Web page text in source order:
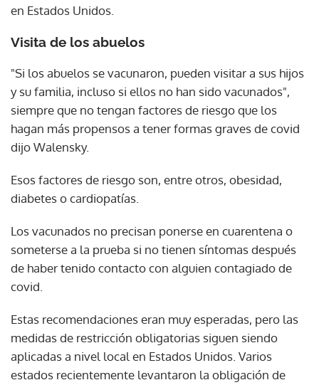
en Estados Unidos.
Visita de los abuelos
"Si los abuelos se vacunaron, pueden visitar a sus hijos
y su familia, incluso si ellos no han sido vacunados",
siempre que no tengan factores de riesgo que los
hagan más propensos a tener formas graves de covid
dijo Walensky.
Esos factores de riesgo son, entre otros, obesidad,
diabetes o cardiopatías.
Los vacunados no precisan ponerse en cuarentena o
someterse a la prueba si no tienen síntomas después
de haber tenido contacto con alguien contagiado de
covid.
Estas recomendaciones eran muy esperadas, pero las
medidas de restricción obligatorias siguen siendo
aplicadas a nivel local en Estados Unidos. Varios
estados recientemente levantaron la obligación de